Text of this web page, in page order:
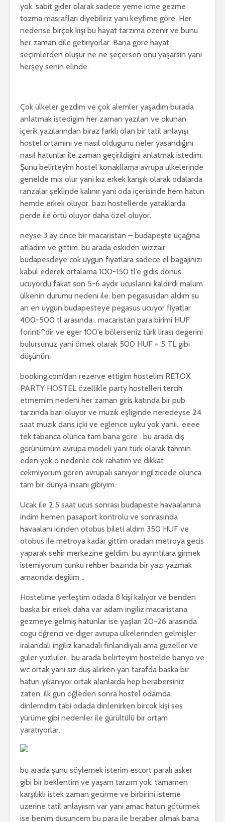
yok. sabit gider olarak sadece yeme icme gezme
tozma masrafları diyebiliriz yani keyfime göre. Her
nedense birçok kişi bu hayat tarzıma özenir ve bunu
her zaman dile getiriyorlar. Bana gore hayat
seçimlerden oluşur ne ne şeçersen onu yaşarsın yani
herşey senin elinde.
Çok ülkeler gezdim ve çok alemler yaşadım burada
anlatmak istedigim her zaman yazılan ve okunan
içerik yazılarından biraz farklı olan bir tatil anlayışı
hostel ortamını ve nasıl oldugunu neler yasandığını
nasıl hatunlar ile zaman geçirildigini anlatmak istedim.
Şunu belirteyim hostel konakllama avrupa ulkelerinde
genelde mix olur yani kız erkek karışık olarak odalarda
ranzalar şeklinde kalınır yani oda içerisinde hem hatun
hemde erkek oluyor. bazı hostellerde yataklarda
perde ile örtü oluyor daha özel oluyor.
neyse 3 ay önce bir macaristan – budapeşte uçağına
atladım ve gittim. bu arada eskiden wizzair
budapesdeye cok uygun fiyatlara sadece el bagajınızı
kabul ederek ortalama 100-150 tl’e gidis dönus
ucuyordu fakat son 5-6 aydır ucuslarını kaldırdı malum
ülkenin durumu nedeni ile. ben pegasusdan aldım su
an en uygun budapesteye pegasus ucuyor fiyatlar
400-500 tl arasında . macaristan para birimi HUF
forinti^dir ve eger 100’e bölerseniz türk lirası degerini
bulursunuz yani örnek olarak 500 HUF = 5 TL gibi
düşünün.
booking.com’dan rezerve ettigim hostelim RETOX
PARTY HOSTEL özellikle party hostelleri tercih
etmemim nedeni her zaman giris katında bir pub
tarzında barı oluyor ve muzik eşliginde neredeyse 24
saat muzik dans içki ve eglence uyku yok yanii.. eeee
tek tabanca olunca tam bana göre . bu arada dış
görünümüm avrupa modeli yani türk olarak tahmin
eden yok o nedenle cok rahatım ve dikkat
cekmiyorum gören avrupalı sanıyor ingilzicede olunca
tam bir dünya insanı gibiyim.
Ucak ile 2,5 saat ucus sonrası budapeste havaalanına
indim hemen pasaport kontrolu ve sonrasında
havaalanı icinden otobus bileti aldım 350 HUF ve
otobus ile metroya kadar gittim oradan metroya gecis
yaparak sehir merkezine geldim. bu ayrıntılara girmek
istemiyorum cunku rehber bazında bir yazı yazmak
amacında degilim ..
Hostelime yerleştim odada 8 kişi kalıyor ve benden
baska bir erkek daha var adam ingiliz macaristana
gezmeye gelmiş hatunlar ise yaşları 20-26 arasında
cogu öğrenci ve diger avrupa ulkelerinden gelmişler
iralandalı ingiliz kanadalı finlandiyalı ama guzeller ve
guler yuzluler.. bu arada belirteyim hostelde banyo ve
wc ortak yani siz duş alırken yan tarafda baska bir
hatun yıkanıyor ortak alanlarda hep berabersiniz
zaten. ilk gun öğleden sonra hostel odamda
dinlemdim tabi odada dinlenirken bircok kişi ses
yürüme gibi nedenler ile gürültülü bir ortam
yaratıyorlar.
bu arada şunu söylemek isterim escort paralı asker
gibi bir beklentim ve yaşam tarzım yok. tamamen
karşılıklı istek zaman gecirme ve birbirini isteme
uzerine tatil anlayıısm var yani amac hatun götürmek
ise benim dusuncem bu para ile beraber olmak bana